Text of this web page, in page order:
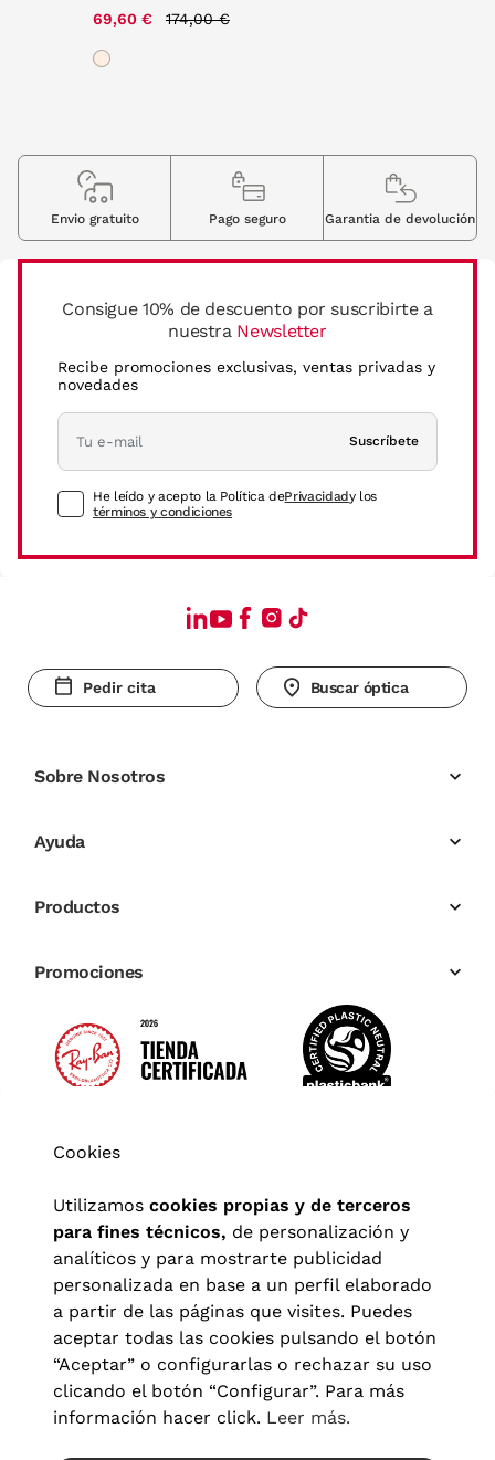
69,60 € 174,00 €
Consigue 10% de descuento por suscribirte a
nuestra Newsletter
Recibe promociones exclusivas, ventas privadas y
novedades
Suscríbete
He leído y acepto la Política dePrivacidady los
términos y condiciones
Envio gratuito Pago seguro Garantia de devolución
Pedir cita Buscar óptica
Sobre Nosotros
Ayuda
Productos
Promociones
Aviso legal| Política de privacidad Términos y condiciones
Política de cookies|Configuración de cookies
Cookies
Utilizamos cookies propias y de terceros
para fines técnicos, de personalización y
analíticos y para mostrarte publicidad
personalizada en base a un perfil elaborado
a partir de las páginas que visites. Puedes
aceptar todas las cookies pulsando el botón
“Aceptar” o configurarlas o rechazar su uso
clicando el botón “Configurar”. Para más
información hacer click. Leer más.